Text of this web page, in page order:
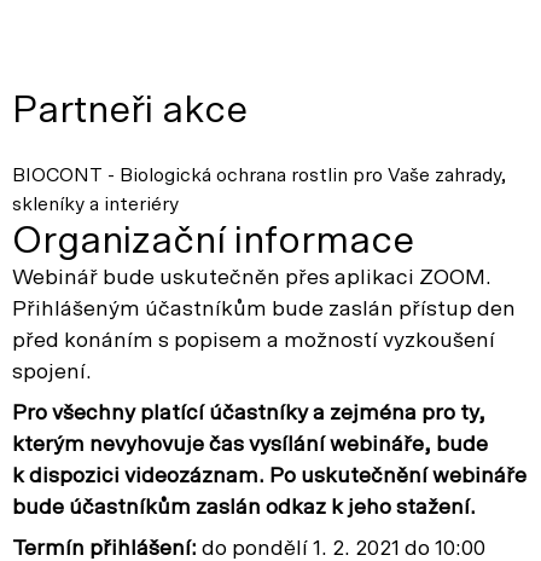
Partneři akce
BIOCONT - Biologická ochrana rostlin pro Vaše zahrady,
skleníky a interiéry
Organizační informace
Webinář bude uskutečněn přes aplikaci ZOOM.
Přihlášeným účastníkům bude zaslán přístup den
před konáním s popisem a možností vyzkoušení
spojení.
Pro všechny platící účastníky a zejména pro ty,
kterým nevyhovuje čas vysílání webináře, bude
k dispozici videozáznam. Po uskutečnění webináře
bude účastníkům zaslán odkaz k jeho stažení.
Termín přihlášení: do pondělí 1. 2. 2021 do 10:00